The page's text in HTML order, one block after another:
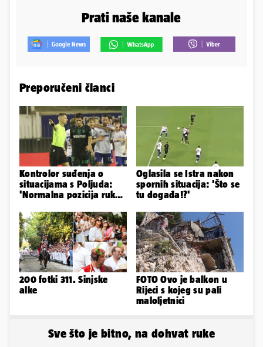
Prati naše kanale
Preporučeni članci
Kontrolor suđenja o
situacijama s Poljuda:
'Normalna pozicija ruku
Oglasila se Istra nakon
spornih situacija: 'Što se
tu događa!?'
200 fotki 311. Sinjske
alke
FOTO Ovo je balkon u
Rijeci s kojeg su pali
maloljetnici
Sve što je bitno, na dohvat ruke